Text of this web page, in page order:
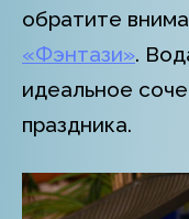
обратите
«Фэнтази».
идеальное
праздника.